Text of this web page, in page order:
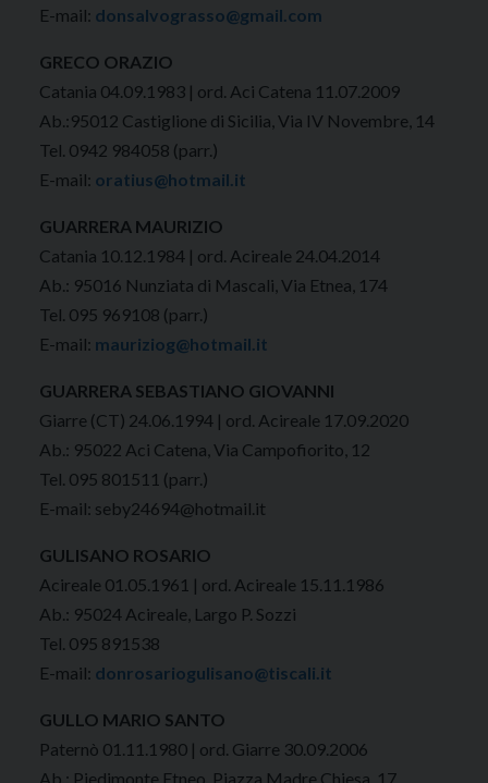
E-mail: donsalvograsso@gmail.com
GRECO ORAZIO
Catania 04.09.1983 | ord. Aci Catena 11.07.2009
Ab.:95012 Castiglione di Sicilia, Via IV Novembre, 14
Tel. 0942 984058 (parr.)
E-mail: oratius@hotmail.it
GUARRERA MAURIZIO
Catania 10.12.1984 | ord. Acireale 24.04.2014
Ab.: 95016 Nunziata di Mascali, Via Etnea, 174
Tel. 095 969108 (parr.)
E-mail: mauriziog@hotmail.it
GUARRERA SEBASTIANO GIOVANNI
Giarre (CT) 24.06.1994 | ord. Acireale 17.09.2020
Ab.: 95022 Aci Catena, Via Campofiorito, 12
Tel. 095 801511 (parr.)
E-mail: seby24694@hotmail.it
GULISANO ROSARIO
Acireale 01.05.1961 | ord. Acireale 15.11.1986
Ab.: 95024 Acireale, Largo P. Sozzi
Tel. 095 891538
E-mail: donrosariogulisano@tiscali.it
GULLO MARIO SANTO
Paternò 01.11.1980 | ord. Giarre 30.09.2006
Ab.: Piedimonte Etneo, Piazza Madre Chiesa, 17